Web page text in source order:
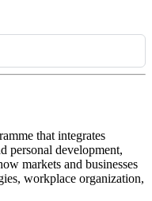
that integrates
personal development,
markets and businesses
workplace organization,